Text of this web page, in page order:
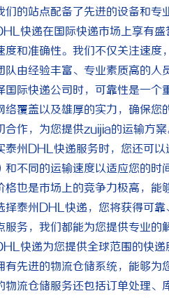
们的站点配备了先进的设备和专
快递在国际快递市场上享有
度和准确性。我们不仅关注速
队由经验丰富、专业素质高的人
国际快递公司时，可靠性是一
络覆盖以及雄厚的实力，确保
合作，为您提供zuijia的运输方案
泰州DHL快递服务时，您还可
和不同的运输速度以适应您的时
格也是市场上的竞争力极高，能
择泰州DHL快递，您将获得可
服务，我们都能为您提供专业的
快递为您提供全球范围的快递
有先进的物流仓储系统，能够为
物流仓储服务还包括订单处理、